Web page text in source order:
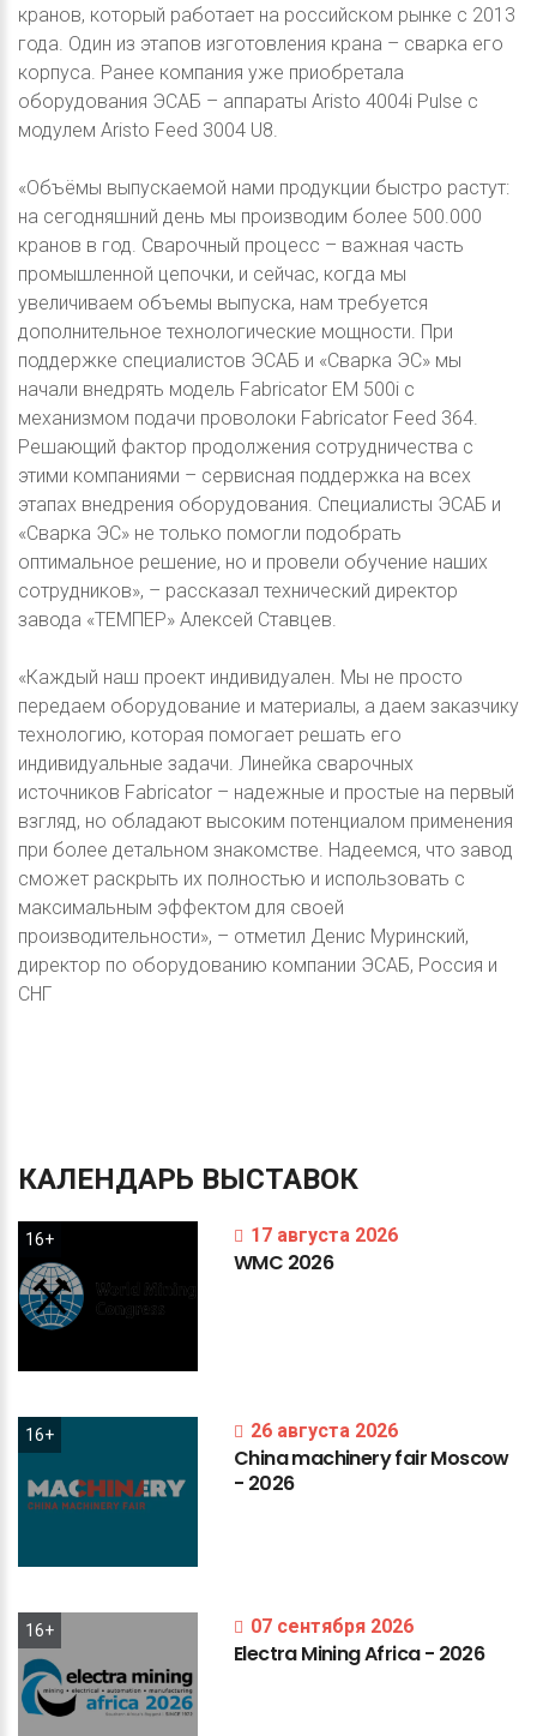
кранов, который работает на российском рынке с 2013
года. Один из этапов изготовления крана – сварка его
корпуса. Ранее компания уже приобретала
оборудования ЭСАБ – аппараты Aristo 4004i Pulse с
модулем Aristo Feed 3004 U8.
«Объёмы выпускаемой нами продукции быстро растут:
на сегодняшний день мы производим более 500.000
кранов в год. Сварочный процесс – важная часть
промышленной цепочки, и сейчас, когда мы
увеличиваем объемы выпуска, нам требуется
дополнительное технологические мощности. При
поддержке специалистов ЭСАБ и «Сварка ЭС» мы
начали внедрять модель Fabricator EM 500i с
механизмом подачи проволоки Fabricator Feed 364.
Решающий фактор продолжения сотрудничества с
этими компаниями – сервисная поддержка на всех
этапах внедрения оборудования. Специалисты ЭСАБ и
«Сварка ЭС» не только помогли подобрать
оптимальное решение, но и провели обучение наших
сотрудников», – рассказал технический директор
завода «ТЕМПЕР» Алексей Ставцев.
«Каждый наш проект индивидуален. Мы не просто
передаем оборудование и материалы, а даем заказчику
технологию, которая помогает решать его
индивидуальные задачи. Линейка сварочных
источников Fabricator – надежные и простые на первый
взгляд, но обладают высоким потенциалом применения
при более детальном знакомстве. Надеемся, что завод
сможет раскрыть их полностью и использовать с
максимальным эффектом для своей
производительности», – отметил Денис Муринский,
директор по оборудованию компании ЭСАБ, Россия и
СНГ
КАЛЕНДАРЬ ВЫСТАВОК
16+ 17 августа 2026
WMC 2026
16+ 26 августа 2026
ChinamachineryfairMoscow
- 2026
16+ 07 сентября 2026
ElectraMiningAfrica- 2026